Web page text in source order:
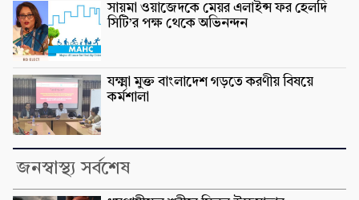
সায়মা ওয়াজেদকে মেয়র এলাইন্স ফর হেলদি
সিটি’র পক্ষ থেকে অভিনন্দন
যক্ষ্মা মুক্ত বাংলাদেশ গড়তে করণীয় বিষয়ে
কর্মশালা
জনস্বাস্থ্য সর্বশেষ